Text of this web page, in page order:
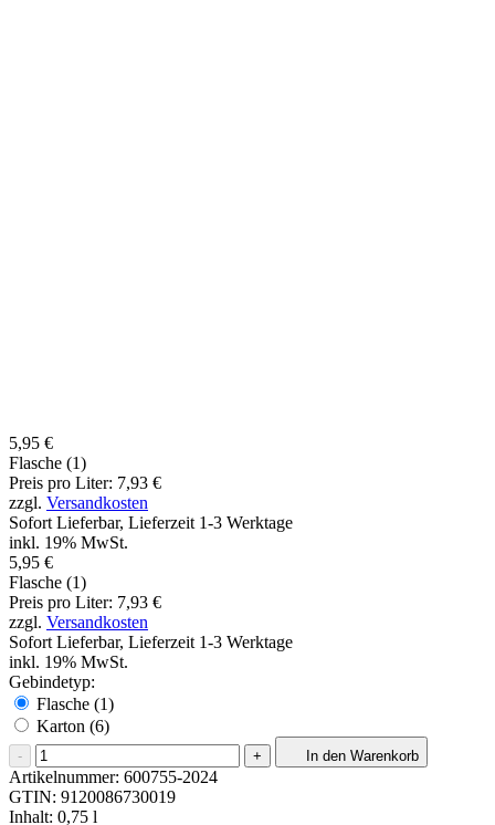
5,95 €
Flasche (1)
Preis pro Liter: 7,93 €
zzgl. Versandkosten
Sofort Lieferbar, Lieferzeit 1-3 Werktage
inkl. 19% MwSt.
5,95 €
Flasche (1)
Preis pro Liter: 7,93 €
zzgl. Versandkosten
Sofort Lieferbar, Lieferzeit 1-3 Werktage
inkl. 19% MwSt.
Gebindetyp:
Flasche (1)
Karton (6)
- + In den Warenkorb
Artikelnummer: 600755-2024
GTIN: 9120086730019
Inhalt: 0,75 l